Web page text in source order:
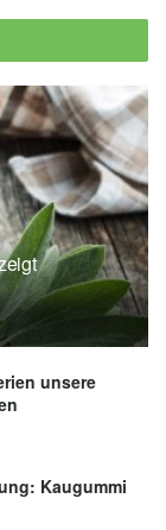
empa.ch
Lukas
Dressings; in:
2020,
unsere
Kaugummi